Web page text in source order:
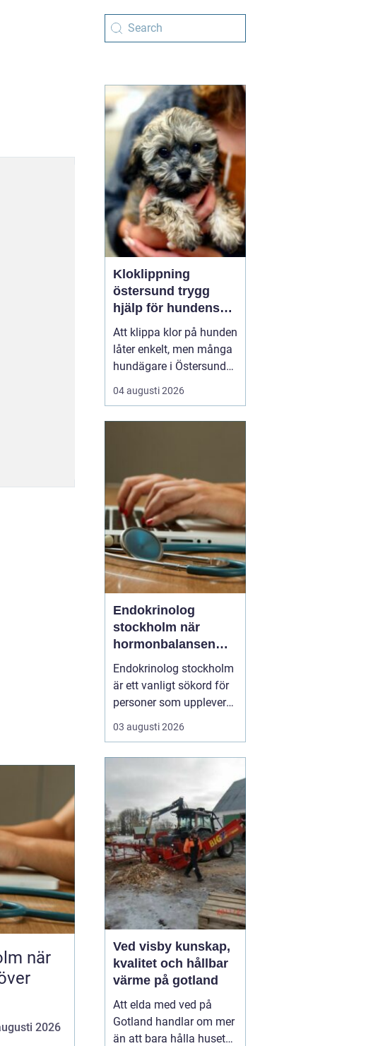
2026
Kloklippning
östersund trygg
hjälp för hundens
tassar
Att klippa klor på hunden
låter enkelt, men många
hundägare i Östersund
upplever motsatsen.
Hunden rycker undan
långa. Samtidigt vet de
flesta att friska ...
04 augusti 2026
Endokrinolog
stockholm när
hormonbalansen
behöver
specialistvård
Endokrinolog stockholm
är ett vanligt sökord för
personer som upplever
trötthet, viktförändringar,
humörsvängningar eller
spelar en roll. Många går
lång tid med diffusa
symtom utan att få en
tydlig ...
03 augusti 2026
Ved visby kunskap,
kvalitet och hållbar
värme på gotland
Att elda med ved på
Gotland handlar om mer
än att bara hålla huset